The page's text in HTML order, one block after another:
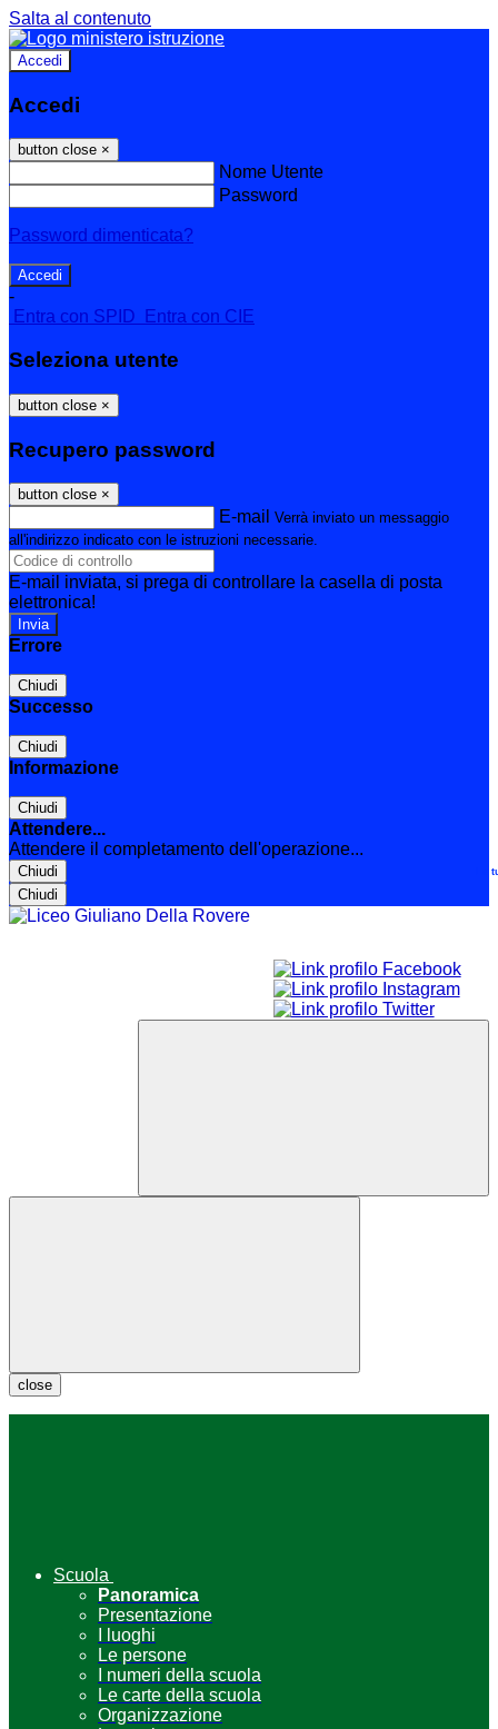
Salta al contenuto
Accedi
Accedi
button close ×
Nome Utente
Password
Password dimenticata?
-
Entra con SPID
Entra con CIE
Seleziona utente
button close ×
Recupero password
button close ×
E-mail Verrà inviato un messaggio
all'indirizzo indicato con le istruzioni necessarie.
E-mail inviata, si prega di controllare la casella di posta
elettronica!
Errore
Chiudi
Successo
Chiudi
Informazione
Chiudi
Attendere...
Attendere il completamento dell'operazione...
Chiudi
Chiudi
Le
close
Scuola
Panoramica
Presentazione
I luoghi
Le persone
I numeri della scuola
Le carte della scuola
Organizzazione